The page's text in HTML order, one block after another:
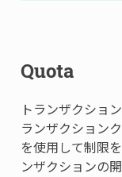
Quota
トランザクショ
ランザクション
を使用して制限
ンザクションの